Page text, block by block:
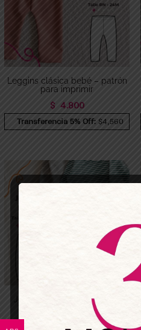
Leggins clásica bebé – patrón
para imprimir
$ 4.800
Transferencia 5% Off: $4,560
Jogger bebé – Patrón para